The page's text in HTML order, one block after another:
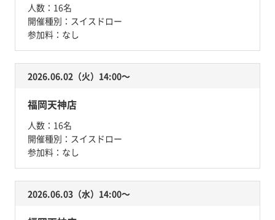
人数： 16名
開催種別： スイスドロー
参加料： なし
2026.06.02（火）14:00〜
福岡天神店
人数： 16名
開催種別： スイスドロー
参加料： なし
2026.06.03（水）14:00〜